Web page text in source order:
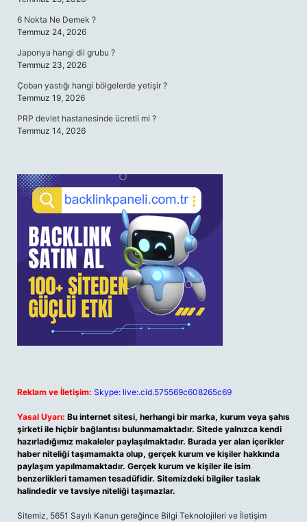
6 Nokta Ne Demek ?
Temmuz 24, 2026
Japonya hangi dil grubu ?
Temmuz 23, 2026
Çoban yastığı hangi bölgelerde yetişir ?
Temmuz 19, 2026
PRP devlet hastanesinde ücretli mi ?
Temmuz 14, 2026
Reklam ve İletişim: Skype: live:.cid.575569c608265c69
Yasal Uyarı: Bu internet sitesi, herhangi bir marka, kurum veya şahıs
şirketi ile hiçbir bağlantısı bulunmamaktadır. Sitede yalnızca kendi
hazırladığımız makaleler paylaşılmaktadır. Burada yer alan içerikler
haber niteliği taşımamakta olup, gerçek kurum ve kişiler hakkında
paylaşım yapılmamaktadır. Gerçek kurum ve kişiler ile isim
benzerlikleri tamamen tesadüfidir. Sitemizdeki bilgiler taslak
halindedir ve tavsiye niteliği taşımazlar.
Sitemiz, 5651 Sayılı Kanun gereğince Bilgi Teknolojileri ve İletişim